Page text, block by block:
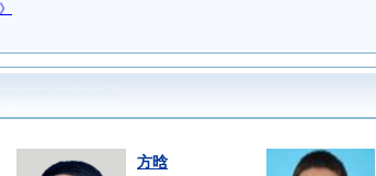
方晗